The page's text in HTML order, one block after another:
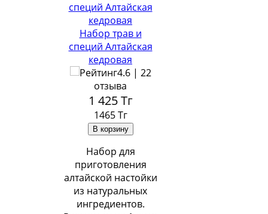
Набор трав и
специй Алтайская
кедровая
4.6 | 22
отзыва
1 425Тг
1465 Тг
Набор для
приготовления
алтайской настойки
из натуральных
ингредиентов.